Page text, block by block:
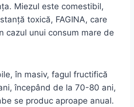
Miezul este comestibil,
toxică, FAGINA, care
cazul unui consum mare de
în masiv, fagul fructifică
începând de la 70-80 ani,
se produc aproape anual.